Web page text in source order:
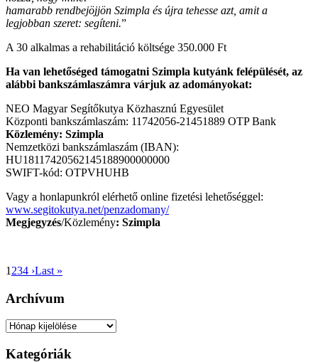
hamarabb rendbejöjjön Szimpla és újra tehesse azt, amit a
legjobban szeret: segíteni.”
A 30 alkalmas a rehabilitáció költsége 350.000 Ft
Ha van lehetőséged támogatni Szimpla kutyánk felépülését, az
alábbi bankszámlaszámra várjuk az adományokat:
NEO Magyar Segítőkutya Közhasznú Egyesület
Központi bankszámlaszám: 11742056-21451889 OTP Bank
Közlemény: Szimpla
Nemzetközi bankszámlaszám (IBAN):
HU18117420562145188900000000
SWIFT-kód: OTPVHUHB
Vagy a honlapunkról elérhető online fizetési lehetőséggel:
www.segitokutya.net/penzadomany/
Megjegyzés/Közlemény: Szimpla
1 234 ›Last »
Archívum
Archívum
Kategóriák